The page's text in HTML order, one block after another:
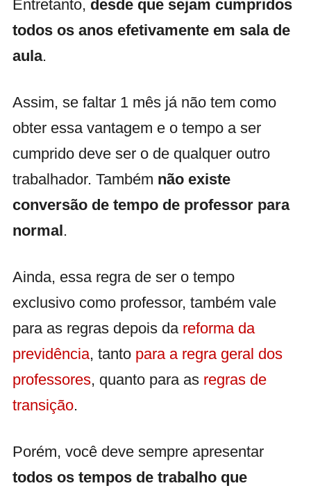
Entretanto, desde que sejam cumpridos
todos os anos efetivamente em sala de
aula.
Assim, se faltar 1 mês já não tem como
obter essa vantagem e o tempo a ser
cumprido deve ser o de qualquer outro
trabalhador. Também não existe
conversão de tempo de professor para
normal.
Ainda, essa regra de ser o tempo
exclusivo como professor, também vale
para as regras depois da reforma da
previdência, tanto para a regra geral dos
professores, quanto para as regras de
transição.
Porém, você deve sempre apresentar
todos os tempos de trabalho que